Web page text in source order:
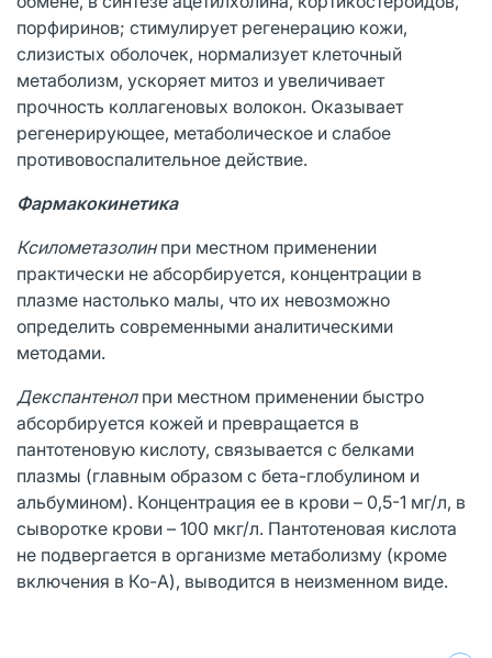
порфиринов; стимулирует регенерацию кожи,
слизистых оболочек, нормализует клеточный
метаболизм, ускоряет митоз и увеличивает
прочность коллагеновых волокон. Оказывает
регенерирующее, метаболическое и слабое
противовоспалительное действие.
Фармакокинетика
Ксилометазолинпри местном применении
практически не абсорбируется, концентрации в
плазме настолько малы, что их невозможно
определить современными аналитическими
методами.
Декспантенолпри местном применении быстро
абсорбируется кожей и превращается в
пантотеновую кислоту, связывается с белками
плазмы (главным образом с бета-глобулином и
альбумином). Концентрация ее в крови – 0,5-1 мг/л, в
сыворотке крови – 100 мкг/л. Пантотеновая кислота
не подвергается в организме метаболизму (кроме
включения в Ко-A), выводится в неизменном виде.